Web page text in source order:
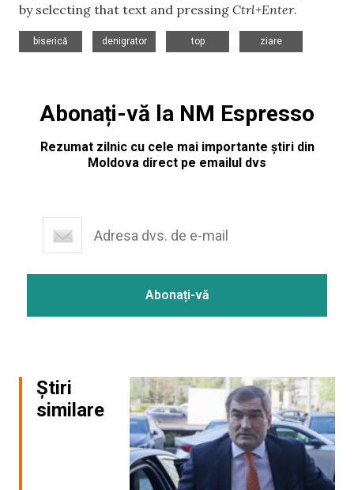
by selecting that text and pressing Ctrl+Enter.
biserică
denigrator
top
ziare
Abonați-vă la NM Espresso
Rezumat zilnic cu cele mai importante știri din
Moldova direct pe emailul dvs
Știri
similare